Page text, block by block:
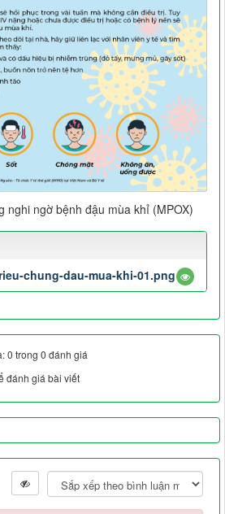
nghi ngờ bệnh đậu mùa khỉ (MPOX)
chung-dau-mua-khi-01.png
0 trong 0 đánh giá
đánh giá bài viết